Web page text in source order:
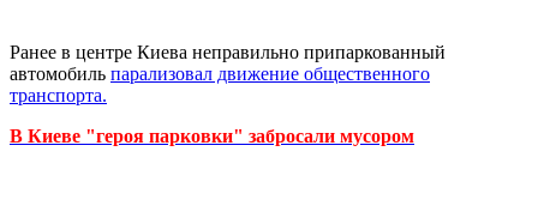
Ранее в центре Киева неправильно припаркованный
автомобиль парализовал движение общественного
транспорта.
В Киеве "героя парковки" забросали мусором